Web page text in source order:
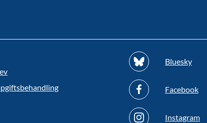
Bluesky
Facebook
Instagram